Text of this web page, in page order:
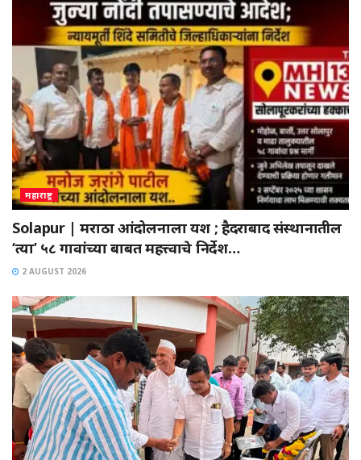
महाराष्ट्र
Solapur | मराठा आंदोलनाला यश ; हैदराबाद संस्थानातील
‘त्या’ ५८ गावांच्या बाबत महत्त्वाचे निर्देश…
2 AUGUST 2026